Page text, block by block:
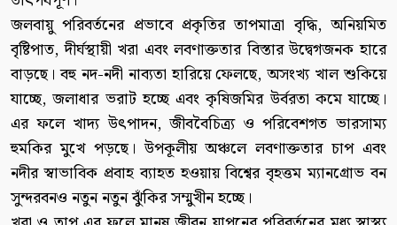
জলবায়ু পরিবর্তনের প্রভাবে প্রকৃতির তাপমাত্রা বৃদ্ধি, অনিয়মিত
বৃষ্টিপাত, দীর্ঘস্থায়ী খরা এবং লবণাক্ততার বিস্তার উদ্বেগজনক হারে
বাড়ছে। বহু নদ-নদী নাব্যতা হারিয়ে ফেলছে, অসংখ্য খাল শুকিয়ে
যাচ্ছে, জলাধার ভরাট হচ্ছে এবং কৃষিজমির উর্বরতা কমে যাচ্ছে।
এর ফলে খাদ্য উৎপাদন, জীববৈচিত্র্য ও পরিবেশগত ভারসাম্য
হুমকির মুখে পড়ছে। উপকূলীয় অঞ্চলে লবণাক্ততার চাপ এবং
নদীর স্বাভাবিক প্রবাহ ব্যাহত হওয়ায় বিশ্বের বৃহত্তম ম্যানগ্রোভ বন
সুন্দরবনও নতুন নতুন ঝুঁকির সম্মুখীন হচ্ছে।